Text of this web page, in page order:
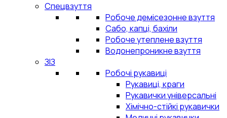
Спецвзуття
Робоче демісезонне взуття
Сабо, капці, бахіли
Робоче утеплене взуття
Водонепроникне взуття
ЗІЗ
Робочі рукавиці
Рукавиці, краги
Рукавички універсальні
Хімічно-стійкі рукавички